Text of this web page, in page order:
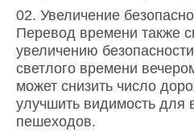
Увеличение
Перевод времени также
увеличению
светлого времени
может снизить число
улучшить видимость для
пешеходов.